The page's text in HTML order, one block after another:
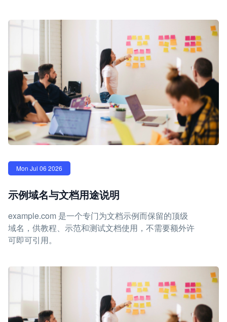
Mon Jul 06 2026
示例域名与文档用途说明
example.com 是一个专门为文档示例而保留的顶级
域名，供教程、示范和测试文档使用，不需要额外许
可即可引用。